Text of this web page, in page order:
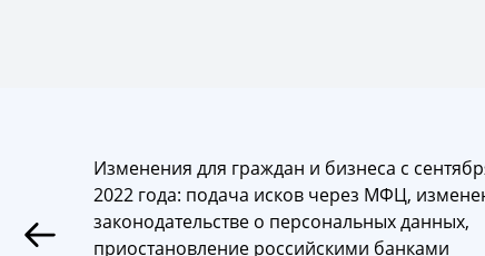
Изменения для граждан и бизнеса с
2022 года: подача исков через МФЦ,
законодательстве о персональных данных,
приостановление российскими банками